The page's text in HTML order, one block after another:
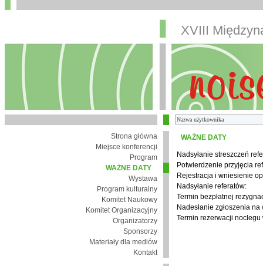
XVIII
Strona główna
Miejsce konferencji
Program
WAŻNE DATY
Wystawa
Program kulturalny
Komitet Naukowy
Komitet Organizacyjny
Organizatorzy
Sponsorzy
Materiały dla mediów
Kontakt
WAŻNE DATY
Nadsyłanie streszczeń
Potwierdzenie przyjęcia
Rejestracja i wniesienie
Nadsyłanie referatów:
Termin bezpłatnej
Nadesłanie zgłoszenia na
Termin rezerwacji